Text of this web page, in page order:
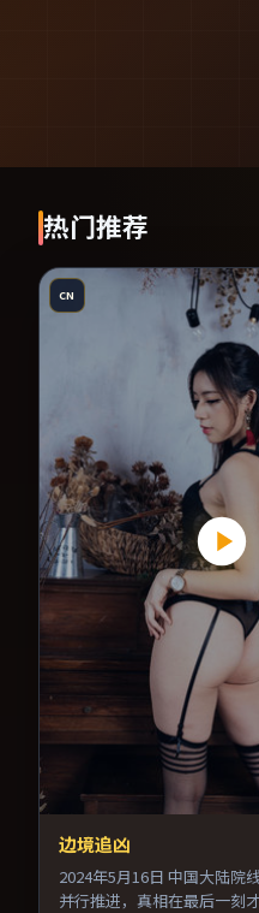
热门推荐
CN
边境追凶
2024年5月16日 中国大陆院
并行推进，真相在最后一刻